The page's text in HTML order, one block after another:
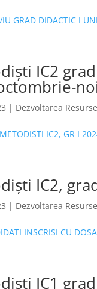
GRAD DIDACTIC I
IC2
| Dezvoltarea
IC2, GR I
IC2,
| Dezvoltarea
INSCRISI CU
IC1